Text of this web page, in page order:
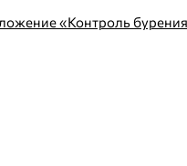
«Контроль